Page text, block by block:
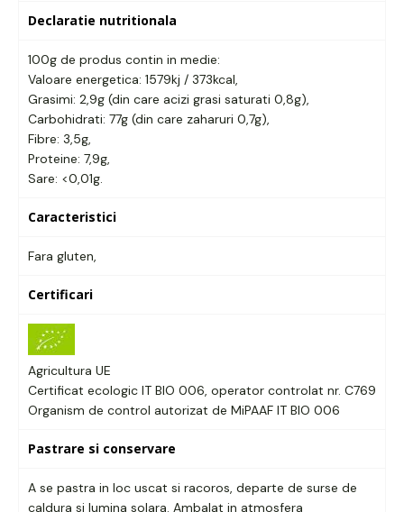
Declaratie nutritionala
100g de produs contin in medie:
Valoare energetica: 1579kj / 373kcal,
Grasimi: 2,9g (din care acizi grasi saturati 0,8g),
Carbohidrati: 77g (din care zaharuri 0,7g),
Fibre: 3,5g,
Proteine: 7,9g,
Sare: <0,01g.
Caracteristici
Fara gluten,
Certificari
Agricultura UE
Certificat ecologic IT BIO 006, operator controlat nr. C769
Organism de control autorizat de MiPAAF IT BIO 006
Pastrare si conservare
A se pastra in loc uscat si racoros, departe de surse de
caldura si lumina solara. Ambalat in atmosfera